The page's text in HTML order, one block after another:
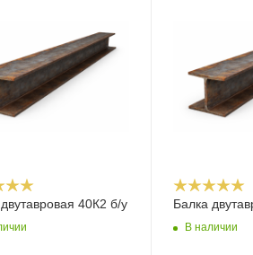
40К2 б/у Балка
В наличии